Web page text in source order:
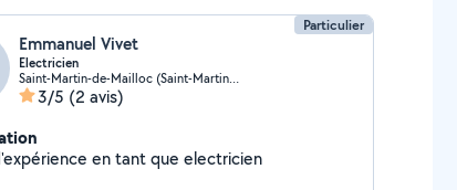
Particulier
Emmanuel Vivet
Electricien
Saint-Martin-de-Mailloc (Saint-Martin-de-Mailloc)
3/5 (2 avis)
en tant que electricien